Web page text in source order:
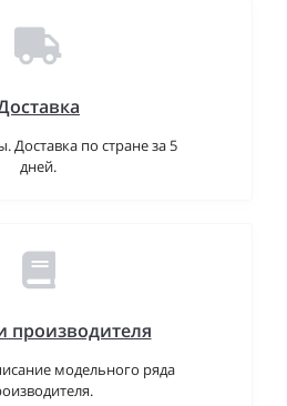
Доставка по стране за 5
дней.
производителя
модельного ряда